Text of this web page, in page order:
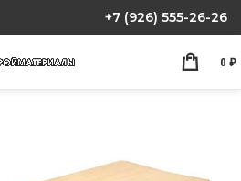
+7 (926) 555-26-26
0 ₽